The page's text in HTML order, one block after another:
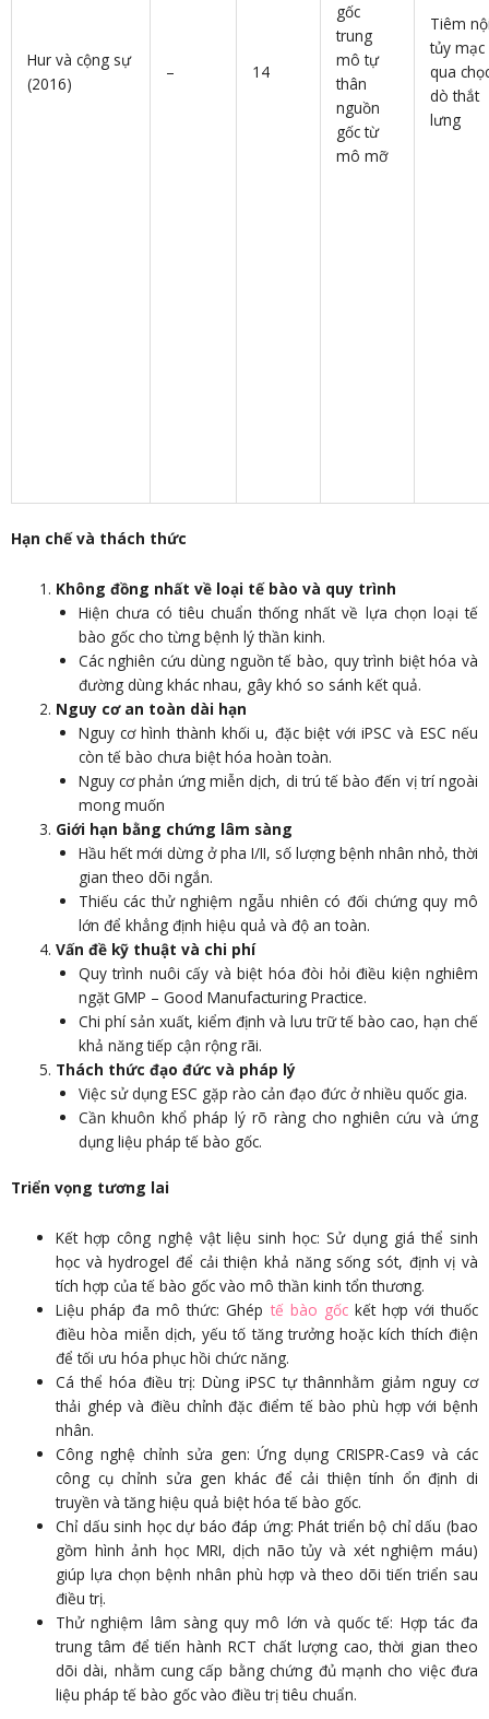
Hur và cộng sự
(2016)
– 14
gốc
trung
mô tự
thân
nguồn
gốc từ
mô mỡ
Tiêm
tủy mạc
qua
dò thắt
lưng
Hạn chế và thách thức
Không đồng nhất về loại tế bào và quy trình
Hiện chưa có tiêu chuẩn thống nhất về lựa chọn loại tế
bào gốc cho từng bệnh lý thần kinh.
Các nghiên cứu dùng nguồn tế bào, quy trình biệt hóa và
đường dùng khác nhau, gây khó so sánh kết quả.
Nguy cơ an toàn dài hạn
Nguy cơ hình thành khối u, đặc biệt với iPSC và ESC nếu
còn tế bào chưa biệt hóa hoàn toàn.
Nguy cơ phản ứng miễn dịch, di trú tế bào đến vị trí ngoài
mong muốn
Giới hạn bằng chứng lâm sàng
Hầu hết mới dừng ở pha I/II, số lượng bệnh nhân nhỏ, thời
gian theo dõi ngắn.
Thiếu các thử nghiệm ngẫu nhiên có đối chứng quy mô
lớn để khẳng định hiệu quả và độ an toàn.
Vấn đề kỹ thuật và chi phí
Quy trình nuôi cấy và biệt hóa đòi hỏi điều kiện nghiêm
ngặt GMP – Good Manufacturing Practice.
Chi phí sản xuất, kiểm định và lưu trữ tế bào cao, hạn chế
khả năng tiếp cận rộng rãi.
Thách thức đạo đức và pháp lý
Việc sử dụng ESC gặp rào cản đạo đức ở nhiều quốc gia.
Cần khuôn khổ pháp lý rõ ràng cho nghiên cứu và ứng
dụng liệu pháp tế bào gốc.
Triển vọng tương lai
Kết hợp công nghệ vật liệu sinh học: Sử dụng giá thể sinh
học và hydrogel để cải thiện khả năng sống sót, định vị và
tích hợp của tế bào gốc vào mô thần kinh tổn thương.
Liệu pháp đa mô thức: Ghép tế bào gốckết hợp với thuốc
điều hòa miễn dịch, yếu tố tăng trưởng hoặc kích thích điện
để tối ưu hóa phục hồi chức năng.
Cá thể hóa điều trị: Dùng iPSC tự thânnhằm giảm nguy cơ
thải ghép và điều chỉnh đặc điểm tế bào phù hợp với bệnh
nhân.
Công nghệ chỉnh sửa gen: Ứng dụng CRISPR-Cas9 và các
công cụ chỉnh sửa gen khác để cải thiện tính ổn định di
truyền và tăng hiệu quả biệt hóa tế bào gốc.
Chỉ dấu sinh học dự báo đáp ứng: Phát triển bộ chỉ dấu (bao
gồm hình ảnh học MRI, dịch não tủy và xét nghiệm máu)
giúp lựa chọn bệnh nhân phù hợp và theo dõi tiến triển sau
điều trị.
Thử nghiệm lâm sàng quy mô lớn và quốc tế: Hợp tác đa
trung tâm để tiến hành RCT chất lượng cao, thời gian theo
dõi dài, nhằm cung cấp bằng chứng đủ mạnh cho việc đưa
liệu pháp tế bào gốc vào điều trị tiêu chuẩn.